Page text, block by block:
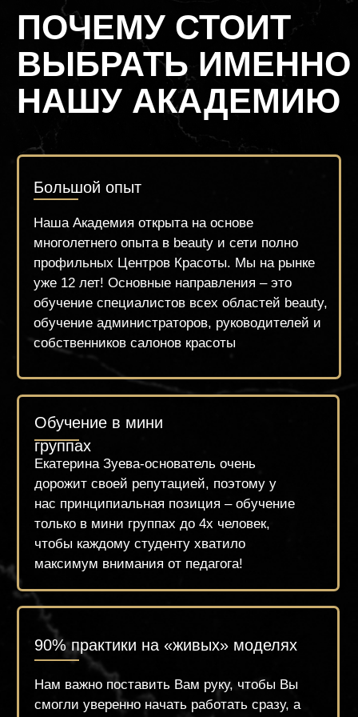
Мы имеем государственную лицензию,
контролируемую департаментом
образования и, в рамках закона, выдаём
нашим студентам дипломы гос. Образца,
внесённого в систему ФИС ФРДО
Гос. лицензия на образование
Наша Академия предоставляет
комфортабельных классах с ремонтом,
работая на оригинальном современном
оборудовании и качественных
материалах. Вы будете чувствовать себя
комфортно и ощутите сервис высокого
уровня.
Условия обучения и комфорт студента
даже и во время обучения!
Предоставляем поддержку всем студентам
единомышленников, для обмена опыта и
знаний. И всегда остаёмся на связи!
Мы помогаем с трудоустройством в нашу
сеть Центров Красоты, а также в салоны
Трудоустройство
Гибкий график обучения
обучение и классическое расписание на
несколько месяцев вперёд.
Лояльные цены на обучение и гибкая
система беспроцентной рассрочки